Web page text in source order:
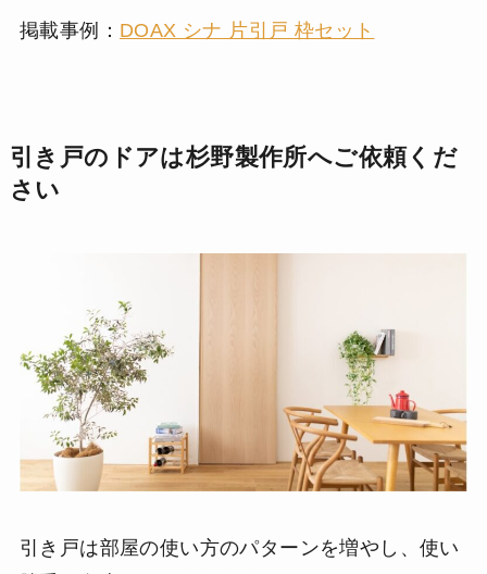
掲載事例： DOAX シナ 片引戸 枠セット
引き戸のドアは杉野製作所へご依頼くだ
さい
引き戸は部屋の使い方のパターンを増やし、使い